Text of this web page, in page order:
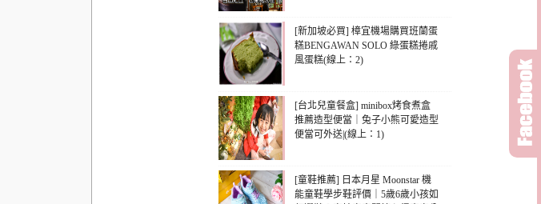
[新加坡必買] 樟宜機場購買班蘭蛋
糕BENGAWAN SOLO 綠蛋糕捲戚
風蛋糕(線上：2)
[台北兒童餐盒] minibox烤食煮盒
推薦造型便當｜兔子小熊可愛造型
便當可外送|(線上：1)
[童鞋推薦] 日本月星 Moonstar 機
能童鞋學步鞋評價｜5歲6歲小孩如